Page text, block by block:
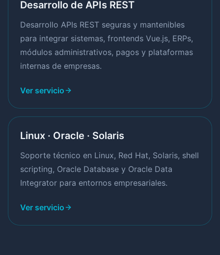
Desarrollo de APIs REST
Desarrollo APIs REST seguras y mantenibles
para integrar sistemas, frontends Vue.js, ERPs,
módulos administrativos, pagos y plataformas
internas de empresas.
Ver servicio
Linux · Oracle · Solaris
Soporte técnico en Linux, Red Hat, Solaris, shell
scripting, Oracle Database y Oracle Data
Integrator para entornos empresariales.
Ver servicio